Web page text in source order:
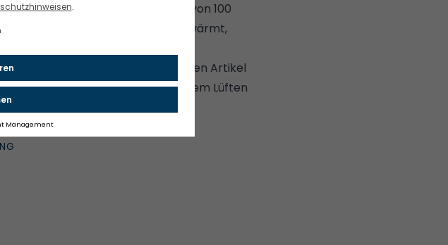
einer relativen Luftfeuchtigkeit von 100
20 Grad Zimmertemperatur erwärmt,
effektiv lüften könnt, lest unseren Artikel
Wohnung". Wie schaut es mit dem Lüften